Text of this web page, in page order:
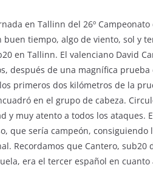
en Tallinn del 26º
buen tiempo, algo de viento, sol y
en Tallinn. El valenciano David
después de una magnífica
primeros dos kilómetros de la
en el grupo de cabeza.
y muy atento a todos los ataques.
que sería campeón,
Recordamos que Cantero,
era el tercer español en